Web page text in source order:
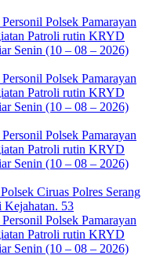
Polsek Pamarayan
Patroli rutin KRYD
Senin (10 – 08 – 2026)
Polsek Pamarayan
Patroli rutin KRYD
Senin (10 – 08 – 2026)
Polsek Pamarayan
Patroli rutin KRYD
Senin (10 – 08 – 2026)
Ciruas Polres Serang
53
Polsek Pamarayan
Patroli rutin KRYD
Senin (10 – 08 – 2026)